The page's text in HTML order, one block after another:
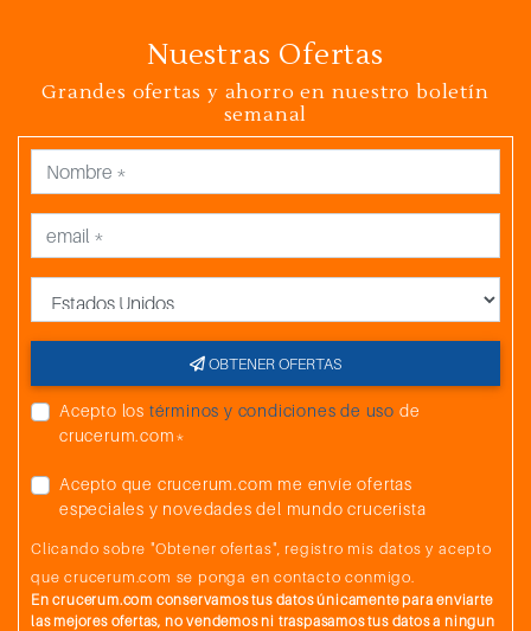
Nuestras Ofertas
Grandes ofertas y ahorro en nuestro boletín
semanal
OBTENER OFERTAS
Acepto los términos y condiciones de uso de
crucerum.com*
Acepto que crucerum.com me envíe ofertas
especiales y novedades del mundo crucerista
Clicando sobre "Obtener ofertas", registro mis datos y acepto
que crucerum.com se ponga en contacto conmigo.
En crucerum.com conservamos tus datos únicamente para enviarte
las mejores ofertas, no vendemos ni traspasamos tus datos a ningun